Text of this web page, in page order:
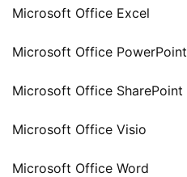
Microsoft Office Excel
Microsoft Office PowerPoint
Microsoft Office SharePoint
Microsoft Office Visio
Microsoft Office Word